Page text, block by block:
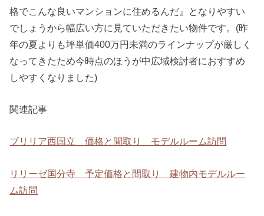
格でこんな良いマンションに住めるんだ』となりやすい
でしょうから幅広い方に見ていただきたい物件です。(昨
年の夏よりも坪単価400万円未満のラインナップが厳しく
なってきたため今時点のほうが中広域検討者におすすめ
しやすくなりました)
関連記事
ブリリア西国立 価格と間取り モデルルーム訪問
リリーゼ国分寺 予定価格と間取り 建物内モデルルー
ム訪問